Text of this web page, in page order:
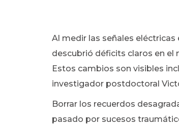
Al medir las señales
descubrió déficits claros en el
Estos cambios son visibles
investigador postdoctoral
Borrar los recuerdos
pasado por sucesos